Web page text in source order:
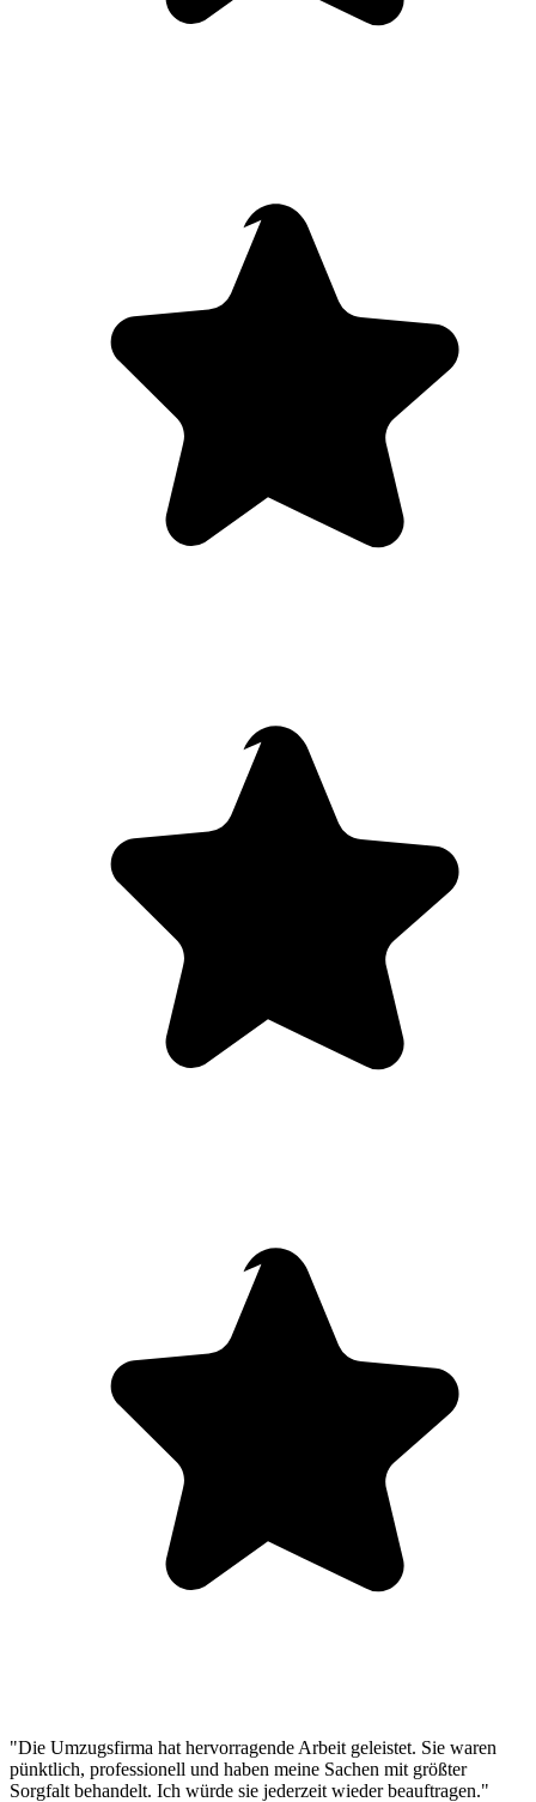
"Die Umzugsfirma hat hervorragende Arbeit geleistet. Sie waren
pünktlich, professionell und haben meine Sachen mit größter
Sorgfalt behandelt. Ich würde sie jederzeit wieder beauftragen."